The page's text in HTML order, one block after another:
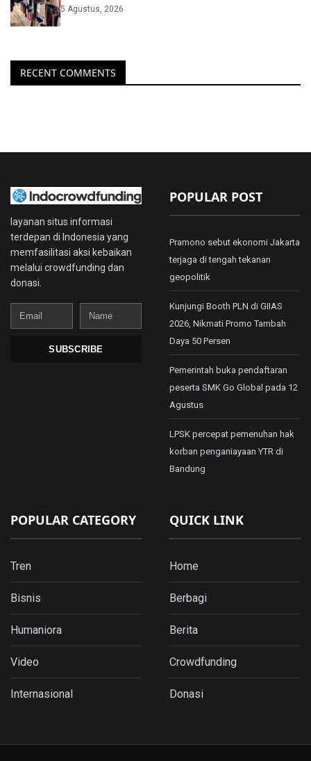
5 Agustus, 2026
RECENT COMMENTS
layanan situs informasi
terdepan di Indonesia yang
memfasilitasi aksi kebaikan
melalui crowdfunding dan
donasi.
Email
Name
SUBSCRIBE
POPULAR POST
Pramono sebut ekonomi Jakarta
terjaga di tengah tekanan
geopolitik
Kunjungi Booth PLN di GIIAS
2026, Nikmati Promo Tambah
Daya 50 Persen
Pemerintah buka pendaftaran
peserta SMK Go Global pada 12
Agustus
LPSK percepat pemenuhan hak
korban penganiayaan YTR di
Bandung
POPULAR CATEGORY
Tren
Bisnis
Humaniora
Video
Internasional
QUICK LINK
Home
Berbagi
Berita
Crowdfunding
Donasi